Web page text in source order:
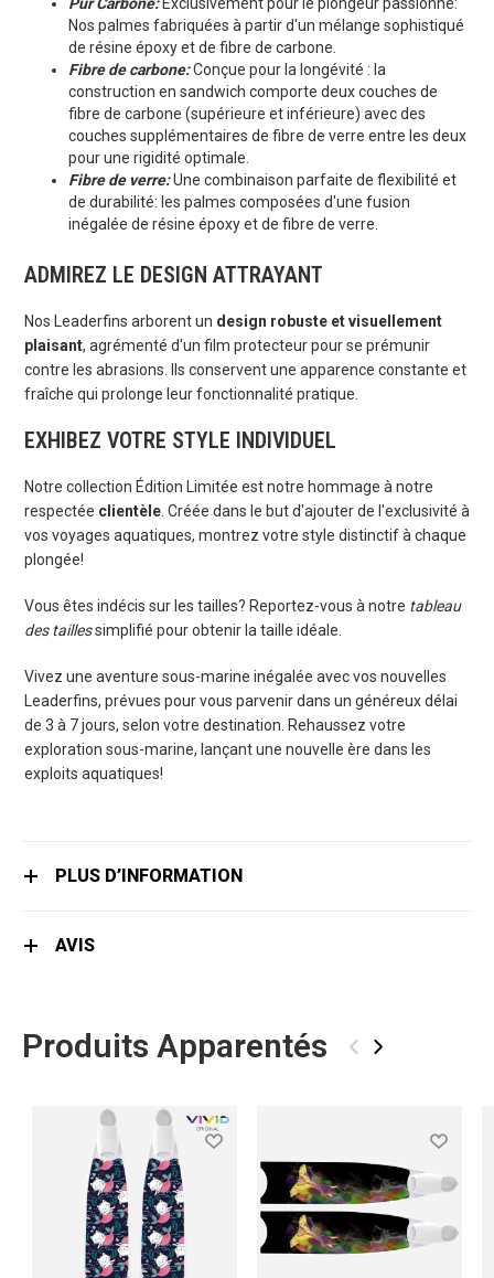
Nos palmes fabriquées à partir d'un mélange sophistiqué
de résine époxy et de fibre de carbone.
Fibre de carbone:Conçue pour la longévité : la
construction en sandwich comporte deux couches de
fibre de carbone (supérieure et inférieure) avec des
couches supplémentaires de fibre de verre entre les deux
pour une rigidité optimale.
Fibre de verre:Une combinaison parfaite de flexibilité et
de durabilité: les palmes composées d'une fusion
inégalée de résine époxy et de fibre de verre.
ADMIREZ LE DESIGN ATTRAYANT
Nos Leaderfins arborent un design robuste et visuellement
plaisant, agrémenté d'un film protecteur pour se prémunir
contre les abrasions. Ils conservent une apparence constante et
fraîche qui prolonge leur fonctionnalité pratique.
EXHIBEZ VOTRE STYLE INDIVIDUEL
Notre collection Édition Limitée est notre hommage à notre
respectée clientèle . Créée dans le but d'ajouter de l'exclusivité à
vos voyages aquatiques, montrez votre style distinctif à chaque
plongée!
Vous êtes indécis sur les tailles? Reportez-vous à notre tableau
des taillessimplifié pour obtenir la taille idéale.
Vivez une aventure sous-marine inégalée avec vos nouvelles
Leaderfins, prévues pour vous parvenir dans un généreux délai
de 3 à 7 jours, selon votre destination. Rehaussez votre
exploration sous-marine, lançant une nouvelle ère dans les
exploits aquatiques!
PLUS D’INFORMATION
AVIS
Produits Apparentés ‹ ›